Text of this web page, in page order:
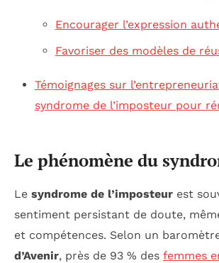
Encourager l’expression
Favoriser des modèles de
Témoignages sur
syndrome de l’imposteur pour
Le phénomène du
Le syndrome de l’imposteur est
sentiment persistant de doute,
et compétences. Selon un
d’Avenir, près de 93 % des femmes